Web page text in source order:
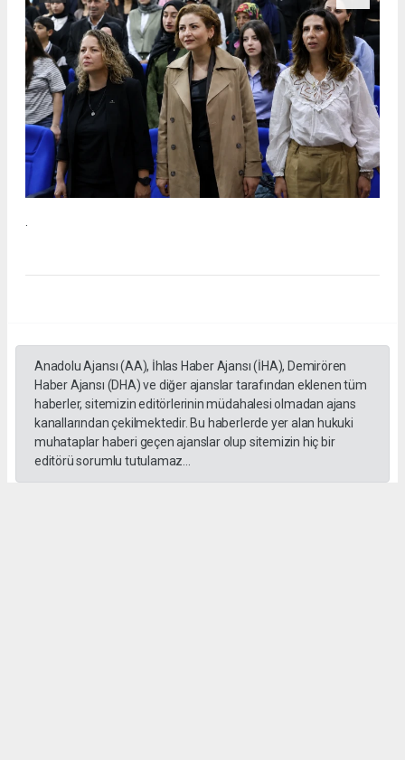
.
Anadolu Ajansı (AA), İhlas Haber Ajansı (İHA), Demirören
Haber Ajansı (DHA) ve diğer ajanslar tarafından eklenen tüm
haberler, sitemizin editörlerinin müdahalesi olmadan ajans
kanallarından çekilmektedir. Bu haberlerde yer alan hukuki
muhataplar haberi geçen ajanslar olup sitemizin hiç bir
editörü sorumlu tutulamaz...